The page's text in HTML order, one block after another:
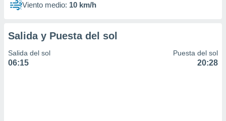
Viento medio: 10 km/h
Salida y Puesta del sol
Salida del sol
06:15
Puesta del sol
20:28